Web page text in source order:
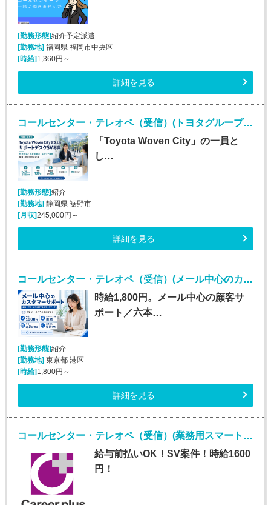
[勤務形態]紹介予定派遣
[勤務地] 福岡県 福岡市中央区
[時給] 1,360円～
詳細を見る
コールセンター・テレオペ（受信）(トヨタグループ お住まいに関する各種問い合わせ対応)
「Toyota Woven City」の一員と
し…
[勤務形態]紹介
[勤務地] 静岡県 裾野市
[月収]245,000円～
詳細を見る
コールセンター・テレオペ（受信）(メール中心のカスタマーサポート)
時給1,800円。メール中心の顧客サ
ポート／六本…
[勤務形態]紹介
[勤務地]東京都 港区
[時給]1,800円～
詳細を見る
コールセンター・テレオペ（受信）(業務用スマートフォンに関する紛失等問い合わせ窓口)
給与前払いOK！SV案件！時給1600
円！